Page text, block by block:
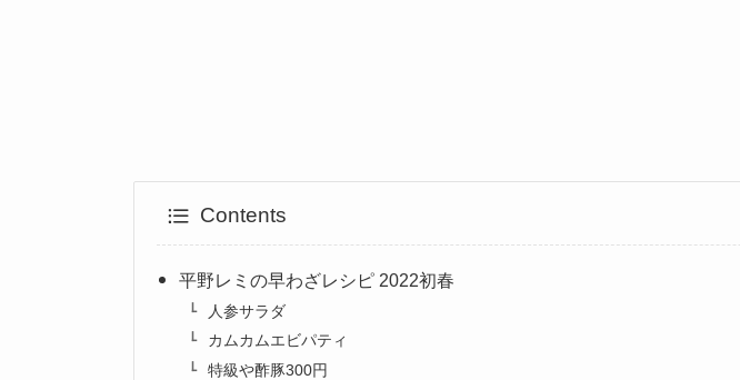
Contents
平野レミの早わざレシピ 2022初春
人参サラダ
カムカムエビパティ
特級や酢豚300円